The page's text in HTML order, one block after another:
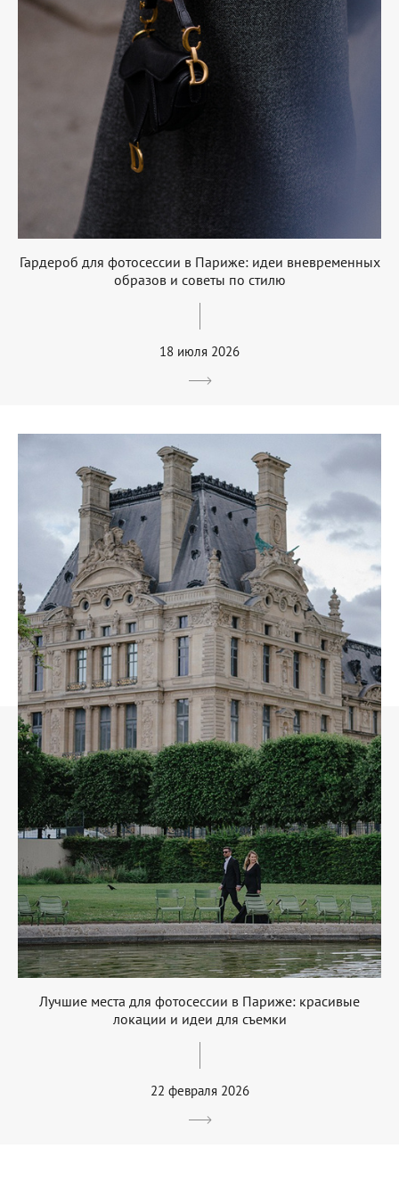
Гардероб для фотосессии в Париже: идеи вневременных
образов и советы по стилю
18 июля 2026
Лучшие места для фотосессии в Париже: красивые
локации и идеи для съемки
22 февраля 2026